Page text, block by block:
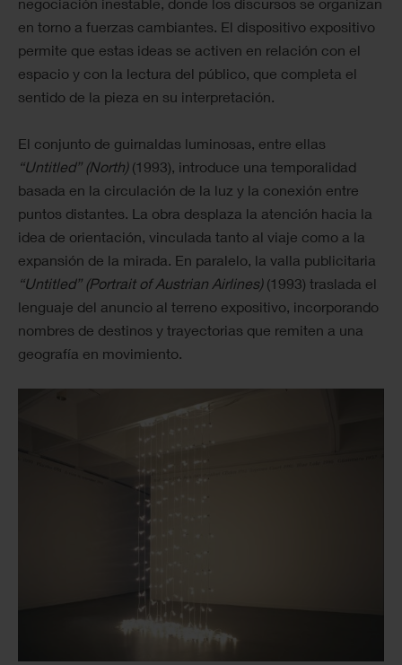
en torno a fuerzas cambiantes. El dispositivo expositivo
permite que estas ideas se activen en relación con el
espacio y con la lectura del público, que completa el
sentido de la pieza en su interpretación.
El conjunto de guirnaldas luminosas, entre ellas
“Untitled” (North)(1993), introduce una temporalidad
basada en la circulación de la luz y la conexión entre
puntos distantes. La obra desplaza la atención hacia la
idea de orientación, vinculada tanto al viaje como a la
expansión de la mirada. En paralelo, la valla publicitaria
“Untitled” (Portrait of Austrian Airlines)(1993) traslada el
lenguaje del anuncio al terreno expositivo, incorporando
nombres de destinos y trayectorias que remiten a una
geografía en movimiento.